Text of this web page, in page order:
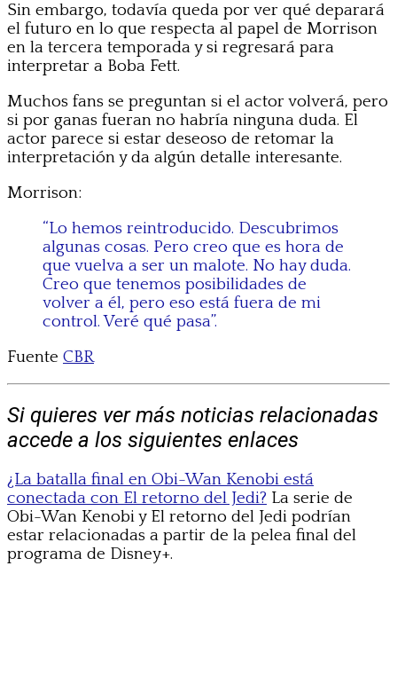
Sin embargo, todavía queda por ver qué deparará
el futuro en lo que respecta al papel de Morrison
en la tercera temporada y si regresará para
interpretar a Boba Fett.
Muchos fans se preguntan si el actor volverá, pero
si por ganas fueran no habría ninguna duda. El
actor parece si estar deseoso de retomar la
interpretación y da algún detalle interesante.
Morrison:
“Lo hemos reintroducido. Descubrimos
algunas cosas. Pero creo que es hora de
que vuelva a ser un malote. No hay duda.
Creo que tenemos posibilidades de
volver a él, pero eso está fuera de mi
control. Veré qué pasa”.
Fuente CBR
Si quieres ver más noticias relacionadas
accede a los siguientes enlaces
¿La batalla final en Obi-Wan Kenobi está
conectada con El retorno del Jedi? La serie de
Obi-Wan Kenobi y El retorno del Jedi podrían
estar relacionadas a partir de la pelea final del
programa de Disney+.